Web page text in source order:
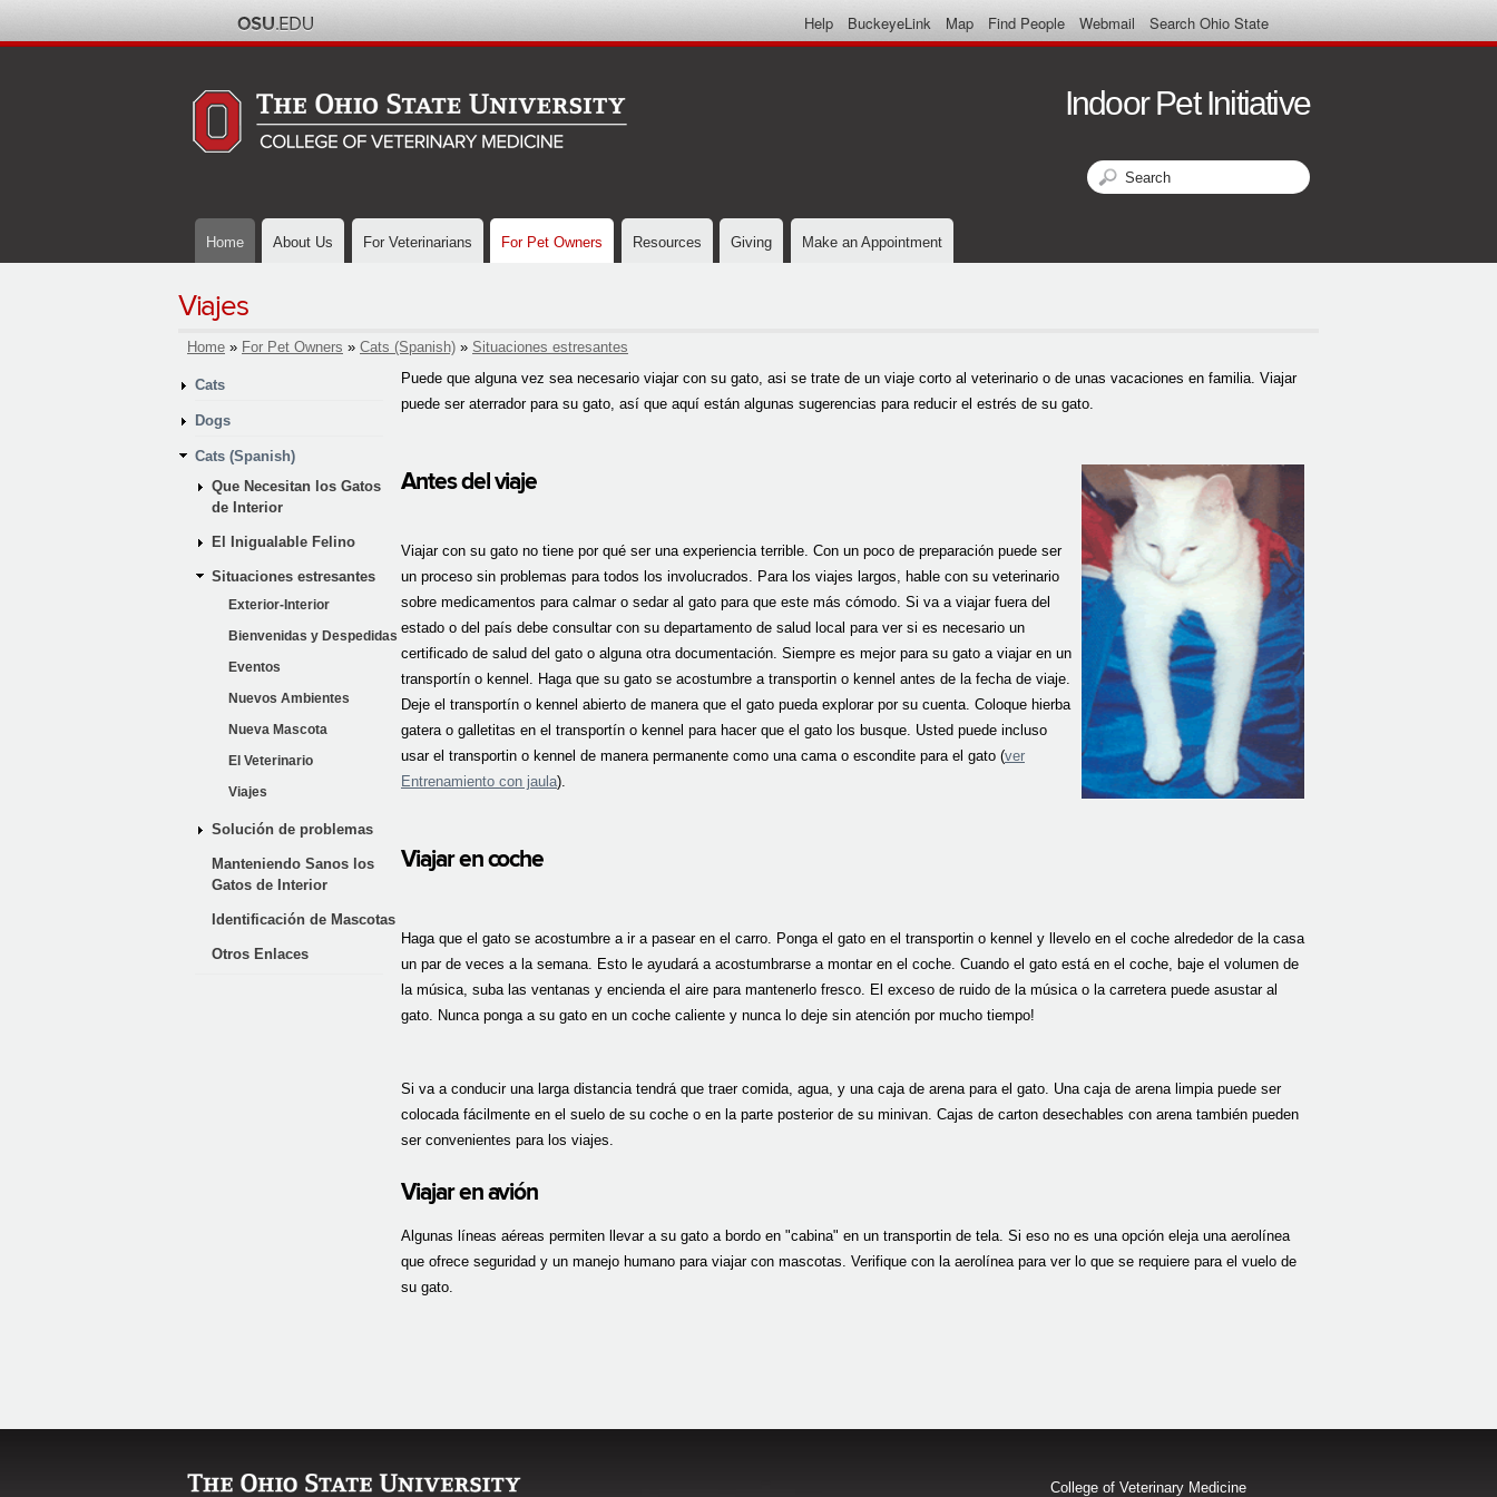
Help BuckeyeLink Map Find People Webmail Search Ohio State
Indoor Pet Initiative
Search form
Search
Home About Us For Veterinarians For Pet Owners Resources Giving Make an Appointment
Viajes
You are here
Home » For Pet Owners » Cats (Spanish) » Situaciones estresantes
Puede que alguna vez sea necesario viajar con su gato, asi se trate de un viaje corto al veterinario o de unas vacaciones en familia. Viajar
puede ser aterrador para su gato, así que aquí están algunas sugerencias para reducir el estrés de su gato.
Antes del viaje
Viajar con su gato no tiene por qué ser una experiencia terrible. Con un poco de preparación puede ser
un proceso sin problemas para todos los involucrados. Para los viajes largos, hable con su veterinario
sobre medicamentos para calmar o sedar al gato para que este más cómodo. Si va a viajar fuera del
estado o del país debe consultar con su departamento de salud local para ver si es necesario un
certificado de salud del gato o alguna otra documentación. Siempre es mejor para su gato a viajar en un
transportín o kennel. Haga que su gato se acostumbre a transportin o kennel antes de la fecha de viaje.
Deje el transportín o kennel abierto de manera que el gato pueda explorar por su cuenta. Coloque hierba
gatera o galletitas en el transportín o kennel para hacer que el gato los busque. Usted puede incluso
usar el transportin o kennel de manera permanente como una cama o escondite para el gato (ver
Entrenamiento con jaula).
Viajar en coche
Haga que el gato se acostumbre a ir a pasear en el carro. Ponga el gato en el transportin o kennel y llevelo en el coche alrededor de la casa
un par de veces a la semana. Esto le ayudará a acostumbrarse a montar en el coche. Cuando el gato está en el coche, baje el volumen de
la música, suba las ventanas y encienda el aire para mantenerlo fresco. El exceso de ruido de la música o la carretera puede asustar al
gato. Nunca ponga a su gato en un coche caliente y nunca lo deje sin atención por mucho tiempo!
Si va a conducir una larga distancia tendrá que traer comida, agua, y una caja de arena para el gato. Una caja de arena limpia puede ser
colocada fácilmente en el suelo de su coche o en la parte posterior de su minivan. Cajas de carton desechables con arena también pueden
ser convenientes para los viajes.
Viajar en avión
Algunas líneas aéreas permiten llevar a su gato a bordo en "cabina" en un transportin de tela. Si eso no es una opción eleja una aerolínea
que ofrece seguridad y un manejo humano para viajar con mascotas. Verifique con la aerolínea para ver lo que se requiere para el vuelo de
su gato.
Cats
Dogs
Cats (Spanish)
Que Necesitan los Gatos
de Interior
El Inigualable Felino
Situaciones estresantes
Exterior-Interior
Bienvenidas y Despedidas
Eventos
Nuevos Ambientes
Nueva Mascota
El Veterinario
Viajes
Solución de problemas
Manteniendo Sanos los
Gatos de Interior
Identificación de Mascotas
Otros Enlaces
College of Veterinary Medicine